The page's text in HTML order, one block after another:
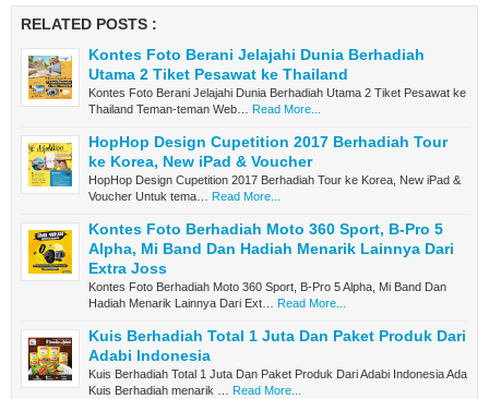
RELATED POSTS :
Kontes Foto Berani Jelajahi Dunia Berhadiah
Utama 2 Tiket Pesawat ke Thailand
Kontes Foto Berani Jelajahi Dunia Berhadiah Utama 2 Tiket Pesawat ke
Thailand Teman-teman Web…
Read More...
HopHop Design Cupetition 2017 Berhadiah Tour
ke Korea, New iPad & Voucher
HopHop Design Cupetition 2017 Berhadiah Tour ke Korea, New iPad &
Voucher Untuk tema…
Read More...
Kontes Foto Berhadiah Moto 360 Sport, B-Pro 5
Alpha, Mi Band Dan Hadiah Menarik Lainnya Dari
Extra Joss
Kontes Foto Berhadiah Moto 360 Sport, B-Pro 5 Alpha, Mi Band Dan
Hadiah Menarik Lainnya Dari Ext…
Read More...
Kuis Berhadiah Total 1 Juta Dan Paket Produk Dari
Adabi Indonesia
Kuis Berhadiah Total 1 Juta Dan Paket Produk Dari Adabi Indonesia Ada
Kuis Berhadiah menarik … Read More...